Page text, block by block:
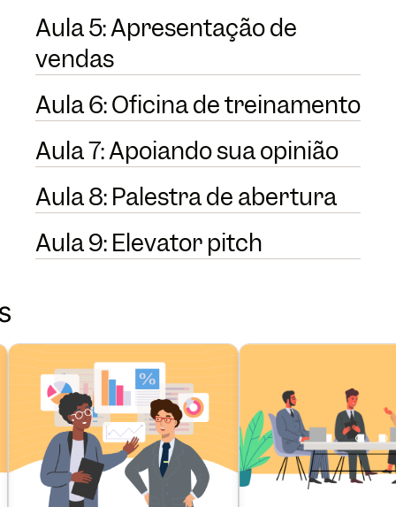
Aula 5: Apresentação de
vendas
Aula 6: Oficina de treinamento
Aula 7: Apoiando sua opinião
Aula 8: Palestra de abertura
Aula 9: Elevator pitch